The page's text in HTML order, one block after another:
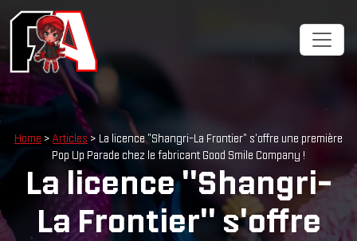
Home > Articles> La licence "Shangri-La Frontier" s'offre une première
Pop Up Parade chez le fabricant Good Smile Company !
La licence "Shangri-
La Frontier" s'offre
Cookies management panel